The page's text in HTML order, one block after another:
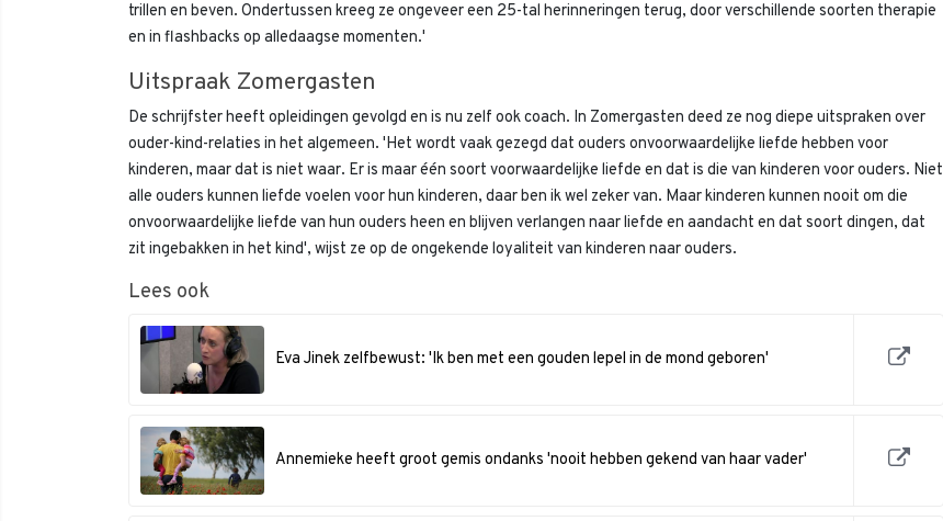
trillen en beven. Ondertussen kreeg ze ongeveer een 25-tal herinneringen terug, door verschillende soorten therapie
en in flashbacks op alledaagse momenten.'
Uitspraak Zomergasten
De schrijfster heeft opleidingen gevolgd en is nu zelf ook coach. In Zomergasten deed ze nog diepe uitspraken over
ouder-kind-relaties in het algemeen. 'Het wordt vaak gezegd dat ouders onvoorwaardelijke liefde hebben voor
kinderen, maar dat is niet waar. Er is maar één soort voorwaardelijke liefde en dat is die van kinderen voor ouders. Niet
alle ouders kunnen liefde voelen voor hun kinderen, daar ben ik wel zeker van. Maar kinderen kunnen nooit om die
onvoorwaardelijke liefde van hun ouders heen en blijven verlangen naar liefde en aandacht en dat soort dingen, dat
zit ingebakken in het kind', wijst ze op de ongekende loyaliteit van kinderen naar ouders.
Lees ook
Eva Jinek zelfbewust: 'Ik ben met een gouden lepel in de mond geboren'
Annemieke heeft groot gemis ondanks 'nooit hebben gekend van haar vader'